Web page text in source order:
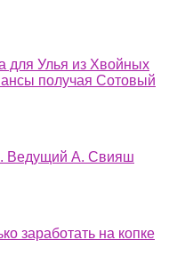
для Улья из Хвойных
получая Сотовый
Ведущий А. Свияш
заработать на копке